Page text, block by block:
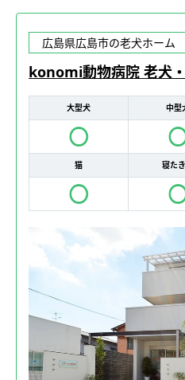
広島県広島市の老犬ホーム
konomi動物病院 老犬
大型犬 中型
猫 寝た